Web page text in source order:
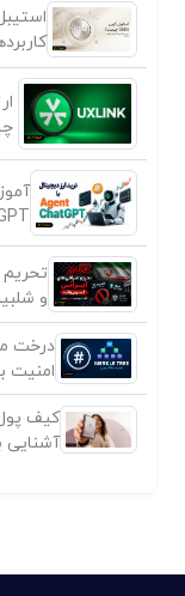
و
امنیت
آشنایی